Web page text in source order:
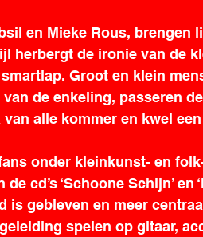
en Mieke Rous, brengen
herbergt de ironie van de
Groot en klein
de enkeling, passeren
alle kommer en kwel
onder kleinkunst- en
cd’s ‘Schoone Schijn’ en
is gebleven en meer
spelen op gitaar,